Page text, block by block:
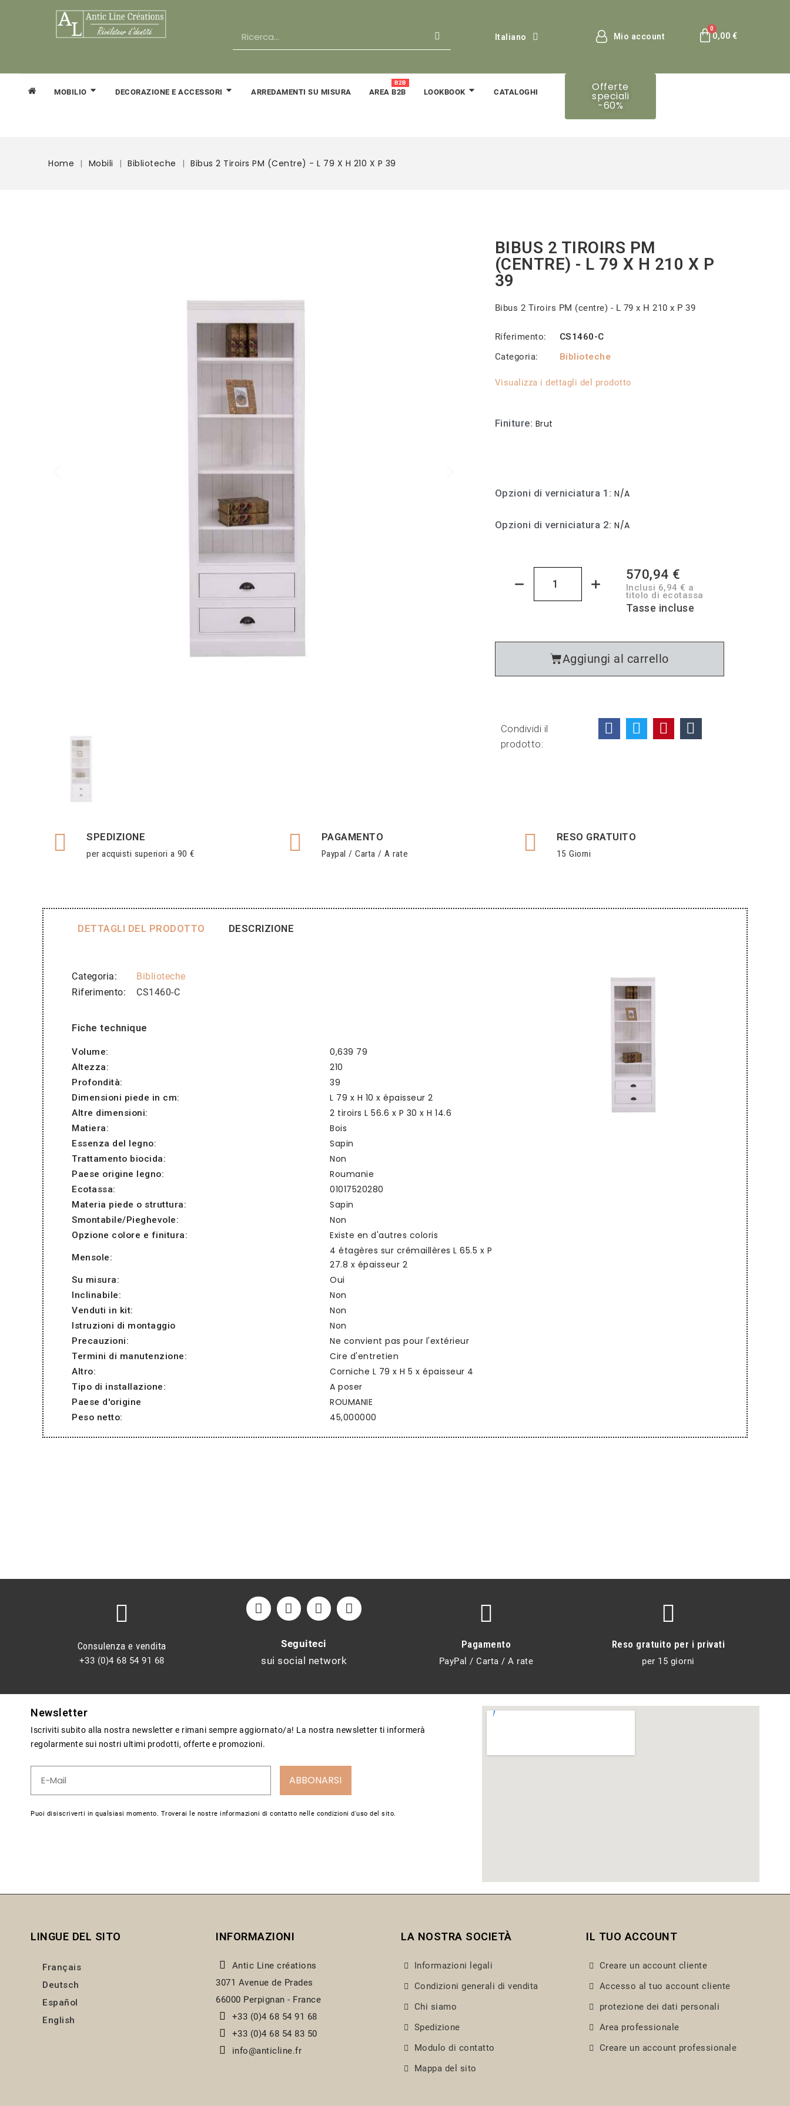
Italiano Mio account 0,00 €
MOBILIO DECORAZIONE E ACCESSORI ARREDAMENTI SU MISURA AREA B2B
B2B
LOOKBOOK CATALOGHI Offerte
speciali
-60%
Home Mobili Biblioteche Bibus 2 Tiroirs PM (centre) - L 79 X H 210 X P 39
BIBUS 2 TIROIRS PM
(CENTRE) - L 79 X H 210 X P
39
Bibus 2 Tiroirs PM (centre) - L 79 x H 210 x P 39
Riferimento
CS1460-C
Categoria
Biblioteche
Visualizza i dettagli del prodotto
Finiture Brut
Opzioni di verniciatura 1 N/A
Opzioni di verniciatura 2 N/A
570,94 €
Inclusi 6,94 € a
titolo di ecotassa
Tasse incluse
Aggiungi al carrello
Condividi il
prodotto:
SPEDIZIONE
per acquisti superiori a 90 €
PAGAMENTO
Paypal / Carta / A rate
RESO GRATUITO
15 Giorni
DETTAGLI DEL PRODOTTO DESCRIZIONE
Categoria
Biblioteche
Riferimento
CS1460-C
Fiche technique
Volume: 0,639 79
Altezza: 210
Profondità: 39
Dimensioni piede in cm: L 79 x H 10 x épaisseur 2
Altre dimensioni: 2 tiroirs L 56.6 x P 30 x H 14.6
Matiera: Bois
Essenza del legno: Sapin
Trattamento biocida: Non
Paese origine legno: Roumanie
Ecotassa: 01017520280
Materia piede o struttura: Sapin
Smontabile/Pieghevole: Non
Opzione colore e finitura: Existe en d'autres coloris
Mensole:
4 étagères sur crémaillères L 65.5 x P
27.8 x épaisseur 2
Su misura: Oui
Inclinabile: Non
Venduti in kit: Non
Istruzioni di montaggio Non
Precauzioni: Ne convient pas pour l'extérieur
Termini di manutenzione: Cire d'entretien
Altro: Corniche L 79 x H 5 x épaisseur 4
Tipo di installazione: A poser
Paese d'origine ROUMANIE
Peso netto: 45,000000
Consulenza e vendita
+33 (0)4 68 54 91 68
Seguiteci
sui social network
Pagamento
PayPal / Carta / A rate
Reso gratuito per i privati
per 15 giorni
Newsletter
Iscriviti subito alla nostra newsletter e rimani sempre aggiornato/a! La nostra newsletter ti informerà
regolarmente sui nostri ultimi prodotti, offerte e promozioni.
ABBONARSI
Puoi disiscriverti in qualsiasi momento. Troverai le nostre informazioni di contatto nelle condizioni d'uso del sito.
LINGUE DEL SITO
Français
Deutsch
Español
English
INFORMAZIONI
Antic Line créations
3071 Avenue de Prades
66000 Perpignan - France
+33 (0)4 68 54 91 68
+33 (0)4 68 54 83 50
info@anticline.fr
LA NOSTRA SOCIETÀ
Informazioni legali
Condizioni generali di vendita
Chi siamo
Spedizione
Modulo di contatto
Mappa del sito
IL TUO ACCOUNT
Creare un account cliente
Accesso al tuo account cliente
protezione dei dati personali
Area professionale
Creare un account professionale